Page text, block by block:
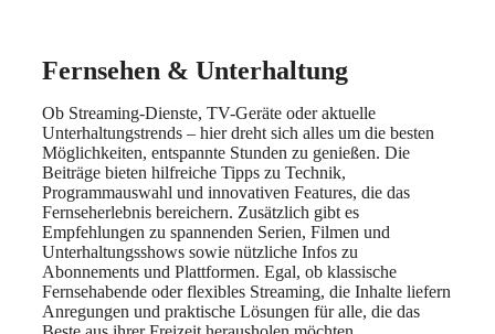
Fernsehen & Unterhaltung
Ob Streaming-Dienste, TV-Geräte oder aktuelle
Unterhaltungstrends – hier dreht sich alles um die besten
Möglichkeiten, entspannte Stunden zu genießen. Die
Beiträge bieten hilfreiche Tipps zu Technik,
Programmauswahl und innovativen Features, die das
Fernseherlebnis bereichern. Zusätzlich gibt es
Empfehlungen zu spannenden Serien, Filmen und
Unterhaltungsshows sowie nützliche Infos zu
Abonnements und Plattformen. Egal, ob klassische
Fernsehabende oder flexibles Streaming, die Inhalte liefern
Anregungen und praktische Lösungen für alle, die das